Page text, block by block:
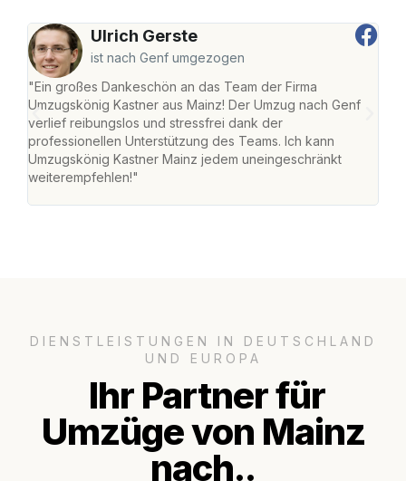
Ulrich Gerste
ist nach Genf umgezogen
"Ein großes Dankeschön an das Team der Firma
Umzugskönig Kastner aus Mainz! Der Umzug nach Genf
verlief reibungslos und stressfrei dank der
professionellen Unterstützung des Teams. Ich kann
Umzugskönig Kastner Mainz jedem uneingeschränkt
weiterempfehlen!"
DIENSTLEISTUNGEN IN DEUTSCHLAND
UND EUROPA
Ihr Partner für
Umzüge von Mainz
nach..